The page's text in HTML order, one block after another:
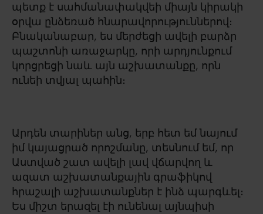
պետք է սահմանափակվեի միայն կիրակի
օրվա ընձեռած հնարավորություններով։
Բնականաբար, ես մերժեցի ավելի բարձր
պաշտոնի առաջարկը, որի արդյունքում
կորցրեցի նաև այն աշխատանքը, որն
ունեի տվյալ պահին։
Արդեն տարիներ անց, երբ հետ եմ նայում
իմ կայացրած որոշմանը, տեսնում եմ, որ
Աստված շատ ավելի լավ վճարվող և
ազատ աշխատանքային գրաֆիկով
հրաշալի աշխատանքներ է ինձ պարգևել։
Ես միշտ երազել էի ունենալ այնպիսի